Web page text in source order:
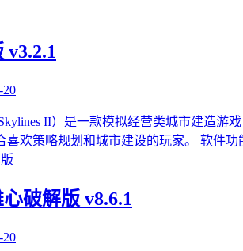
v3.2.1
20
II）是一款模拟经营类城市建造游
喜欢策略规划和城市建设的玩家。 软件功
破解版 v8.6.1
20